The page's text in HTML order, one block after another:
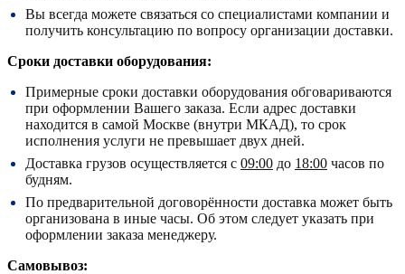
Вы всегда можете связаться со специалистами компании и
получить консультацию по вопросу организации доставки.
Сроки доставки оборудования:
Примерные сроки доставки оборудования обговариваются
при оформлении Вашего заказа. Если адрес доставки
находится в самой Москве (внутри МКАД), то срок
исполнения услуги не превышает двух дней.
Доставка грузов осуществляется с 09:00 до 18:00 часов по
будням.
По предварительной договорённости доставка может быть
организована в иные часы. Об этом следует указать при
оформлении заказа менеджеру.
Самовывоз: